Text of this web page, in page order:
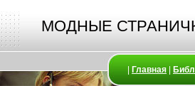
МОДНЫЕ
Главная